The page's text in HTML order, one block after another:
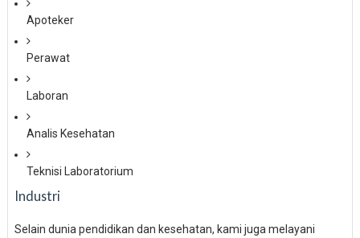
Apoteker
Perawat
Laboran
Analis Kesehatan
Teknisi Laboratorium
Industri
Selain dunia pendidikan dan kesehatan, kami juga melayani